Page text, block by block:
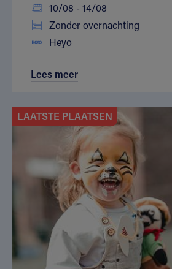
10/08 - 14/08
Zonder overnachting
Heyo
Lees meer
LAATSTE PLAATSEN